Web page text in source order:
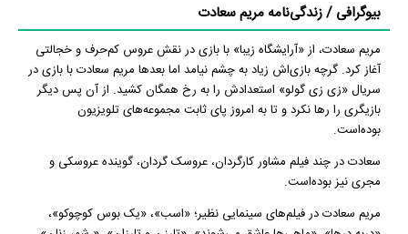
بیوگرافی / زندگی‌نامه مریم سعادت
مریم سعادت، از «آرایشگاه زیبا» با بازی در نقش عروس کم‌حرف و خجالتی
آغاز کرد. گرچه بازی‌اش زیاد به چشم نیامد اما بعدها مریم سعادت با بازی در
سریال «زی زی گولو» استعدادش را به رخ همگان کشید. از آن پس دیگر
بازیگری را رها نکرد و تا به امروز پای ثابت مجموعه‌های تلویزیون
بوده‌است.
سعادت در چند فیلم مشاور کارگردان، عروسک گردان، گوینده عروسکی و
مجری نیز بوده‌است.
مریم سعادت در فیلم‌های سینمایی نظیر؛ «اسب»، «یک بوس کوچوکو»،‌